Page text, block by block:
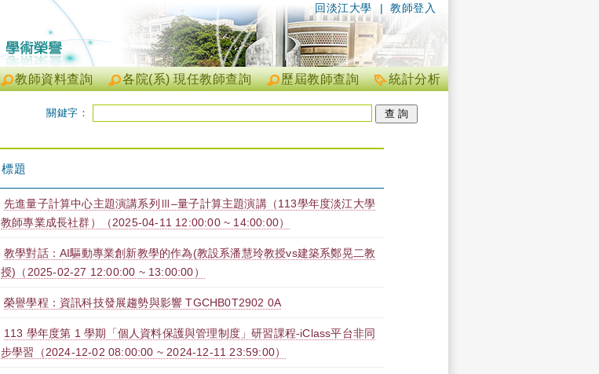
| 教師登入
回淡江大學
統計分析
歷屆教師查詢
各院(系) 現任教師查詢
教師資料查詢
關鍵字：
標題
先進量子計算中心主題演講系列Ⅲ–量子計算主題演講（113學年度淡江大學
教師專業成長社群）（2025-04-11 12:00:00 ~ 14:00:00）
教學對話：AI驅動專業創新教學的作為(教設系潘慧玲教授vs建築系鄭晃二教
授)（2025-02-27 12:00:00 ~ 13:00:00）
榮譽學程：資訊科技發展趨勢與影響 TGCHB0T2902 0A
113 學年度第 1 學期「個人資料保護與管理制度」研習課程-iClass平台非同
步學習（2024-12-02 08:00:00 ~ 2024-12-11 23:59:00）